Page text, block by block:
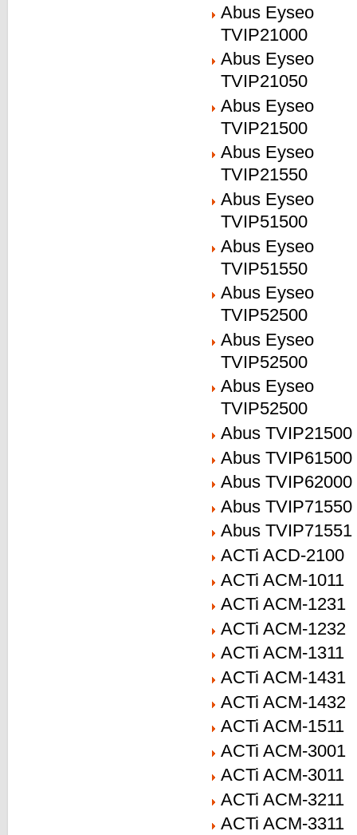
Abus Eyseo
TVIP21000
Abus Eyseo
TVIP21050
Abus Eyseo
TVIP21500
Abus Eyseo
TVIP21550
Abus Eyseo
TVIP51500
Abus Eyseo
TVIP51550
Abus Eyseo
TVIP52500
Abus Eyseo
TVIP52500
Abus Eyseo
TVIP52500
Abus TVIP21500
Abus TVIP61500
Abus TVIP62000
Abus TVIP71550
Abus TVIP71551
ACTi ACD-2100
ACTi ACM-1011
ACTi ACM-1231
ACTi ACM-1232
ACTi ACM-1311
ACTi ACM-1431
ACTi ACM-1432
ACTi ACM-1511
ACTi ACM-3001
ACTi ACM-3011
ACTi ACM-3211
ACTi ACM-3311